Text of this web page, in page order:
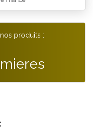
produits :